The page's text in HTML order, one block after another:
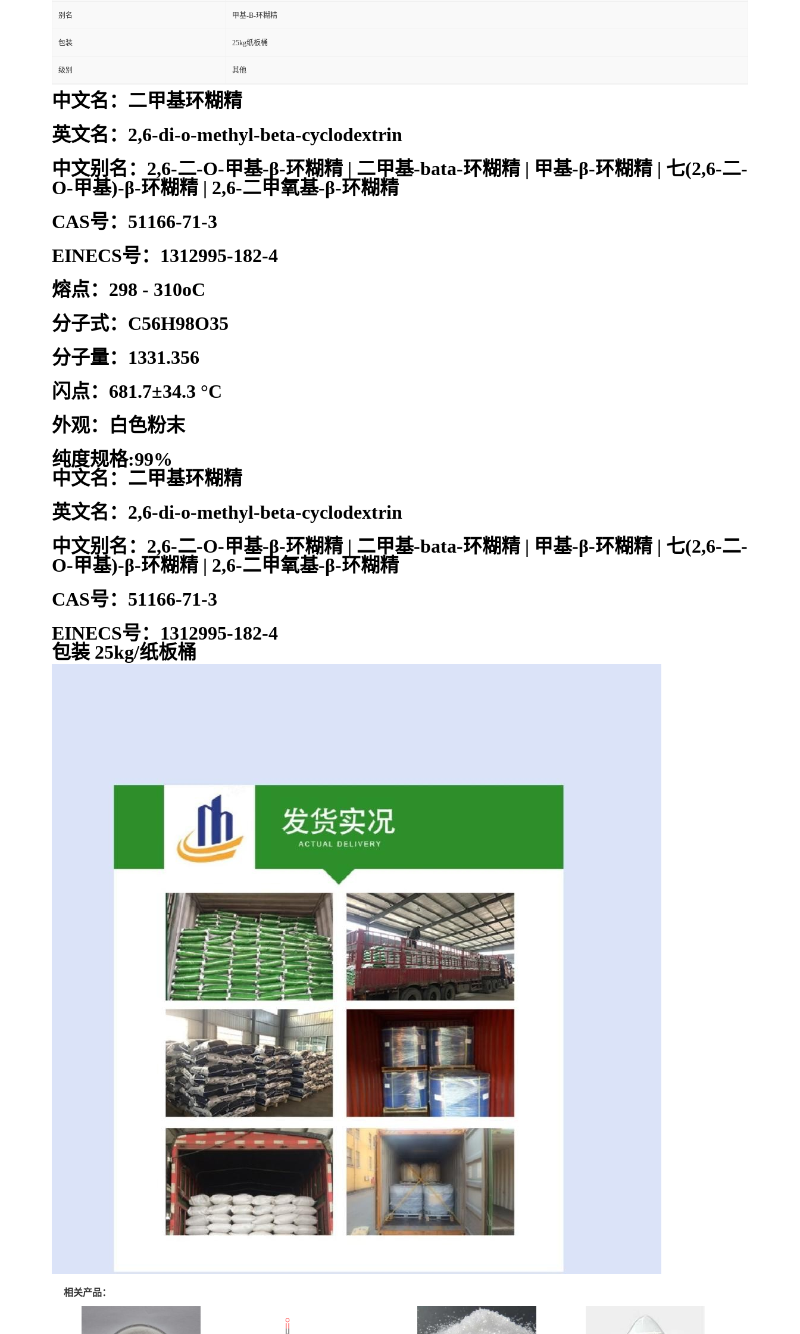
别名 甲基-Β-环糊精
包装 25kg纸板桶
级别 其他
中文名：二甲基环糊精
英文名：2,6-di-o-methyl-beta-cyclodextrin
中文别名：2,6-二-O-甲基-β-环糊精 | 二甲基-bata-环糊精 | 甲基-β-环糊精 | 七(2,6-二-
O-甲基)-β-环糊精 | 2,6-二甲氧基-β-环糊精
CAS号：51166-71-3
EINECS号：1312995-182-4
熔点：298 - 310oC
分子式：C56H98O35
分子量：1331.356
闪点：681.7±34.3 °C
外观：白色粉末
纯度规格:99%
中文名：二甲基环糊精
英文名：2,6-di-o-methyl-beta-cyclodextrin
中文别名：2,6-二-O-甲基-β-环糊精 | 二甲基-bata-环糊精 | 甲基-β-环糊精 | 七(2,6-二-
O-甲基)-β-环糊精 | 2,6-二甲氧基-β-环糊精
CAS号：51166-71-3
EINECS号：1312995-182-4
包装 25kg/纸板桶
相关产品：